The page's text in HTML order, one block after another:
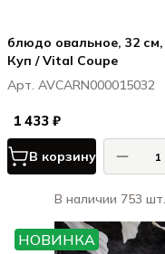
блюдо овальное, 32
Куп / Vital Coupe
Арт. AVCARN000015032
1 433 ₽
В корзину
В наличии 753 шт.
НОВИНКА